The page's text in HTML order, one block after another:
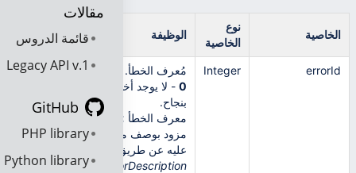
مقالات
قائمة الدروس
Legacy API v.1
GitHub
PHP library
Python library
الخاصية
نوع
الخاصية
الوظيفة
errorId
Integer
مُعرف الخطأ.
0 - لا يوجد أخطاء، تمت العملية
بنجاح.
معرف الخطأ >0
عبارة عن كود خطأ
مزود بوصف مختصر يمكن الاطلاع
عليه عن طريق
errorDescription